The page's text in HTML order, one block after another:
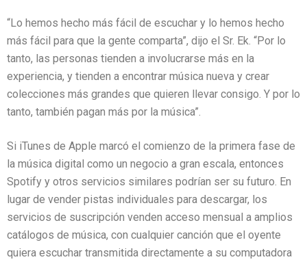
“Lo hemos hecho más fácil de escuchar y lo hemos hecho
más fácil para que la gente comparta”, dijo el Sr. Ek. “Por lo
tanto, las personas tienden a involucrarse más en la
experiencia, y tienden a encontrar música nueva y crear
colecciones más grandes que quieren llevar consigo. Y por lo
tanto, también pagan más por la música”.
Si iTunes de Apple marcó el comienzo de la primera fase de
la música digital como un negocio a gran escala, entonces
Spotify y otros servicios similares podrían ser su futuro. En
lugar de vender pistas individuales para descargar, los
servicios de suscripción venden acceso mensual a amplios
catálogos de música, con cualquier canción que el oyente
quiera escuchar transmitida directamente a su computadora